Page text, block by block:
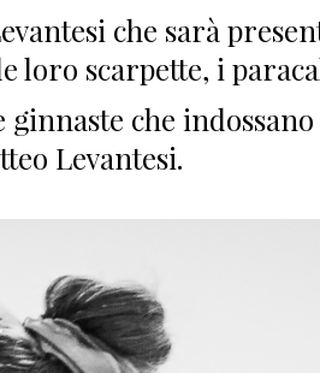
che sarà
loro scarpette, i
che
Levantesi.